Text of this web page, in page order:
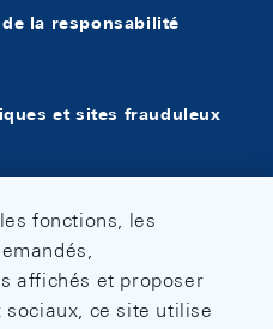
la responsabilité
et sites frauduleux
fonctions, les
affichés et proposer
ce site utilise